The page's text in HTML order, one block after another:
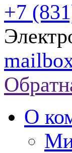
+7
О